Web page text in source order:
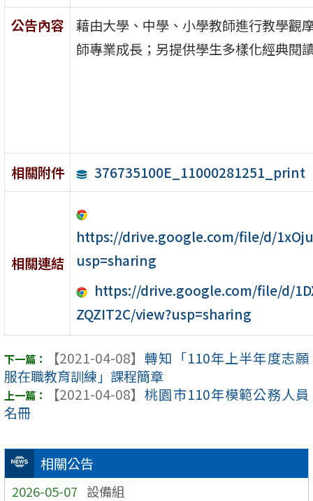
相關公告
2026-05-07 設備組
公告內容
藉由大學、中學、小學教師進行教學觀
師專業成長；另提供學生多樣化經典閱
相關附件 376735100E_11000281251_print
相關連結
https://drive.google.com/file/d/
usp=sharing
https://drive.google.com/file/d/
ZQZIT2C/view?usp=sharing
【2021-04-08】 轉知「110年上半年度志願
服在職教育訓練」課程簡章
【2021-04-08】 桃園市110年模範公務人員
名冊